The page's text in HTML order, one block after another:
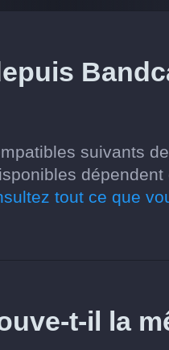
suivants
tout ce que
t-il la